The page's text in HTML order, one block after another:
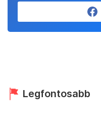
Legfontosabb